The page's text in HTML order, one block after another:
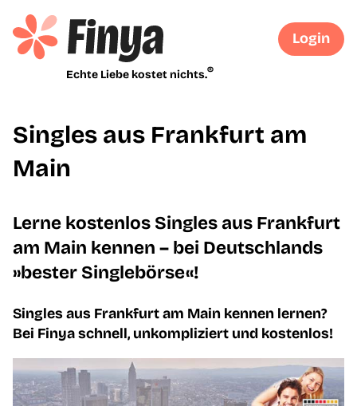
Login
Echte Liebe kostet nichts.®
Singles aus Frankfurt am
Main
Lerne kostenlos Singles aus Frankfurt
am Main kennen – bei Deutschlands
»bester Singlebörse«!
Singles aus Frankfurt am Main kennen lernen?
Bei Finya schnell, unkompliziert und kostenlos!